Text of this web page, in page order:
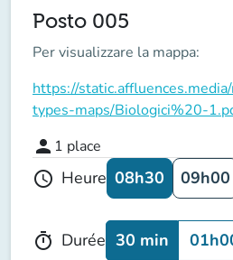
Posto 005
Per visualizzare la mappa:
https://
types-maps/Biologici%20-
person 1 place
schedule Heure 08h30 09h00
timer Durée 30 min